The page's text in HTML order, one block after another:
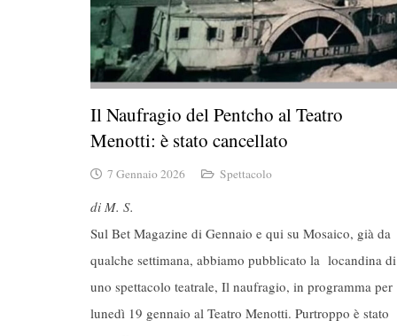
Il Naufragio del Pentcho al Teatro
Menotti: è stato cancellato
7 Gennaio 2026 Spettacolo
di M. S.
Sul Bet Magazine di Gennaio e qui su Mosaico, già da
qualche settimana, abbiamo pubblicato la locandina di
uno spettacolo teatrale, Il naufragio, in programma per
lunedì 19 gennaio al Teatro Menotti. Purtroppo è stato